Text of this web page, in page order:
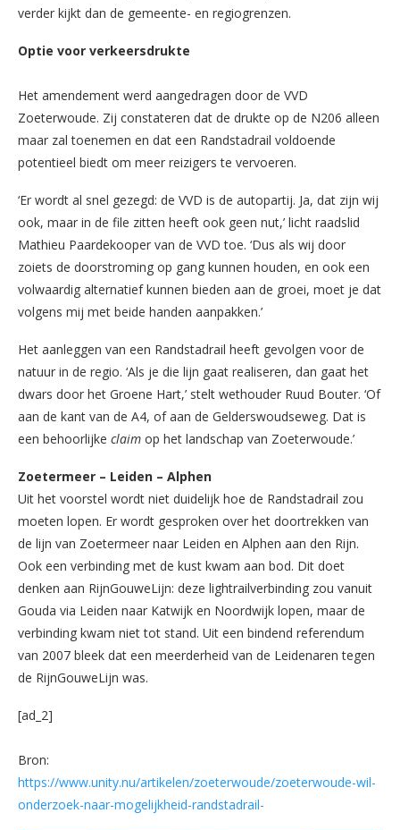
verder kijkt dan de gemeente- en regiogrenzen.
Optie voor verkeersdrukte
Het amendement werd aangedragen door de VVD
Zoeterwoude. Zij constateren dat de drukte op de N206 alleen
maar zal toenemen en dat een Randstadrail voldoende
potentieel biedt om meer reizigers te vervoeren.
‘Er wordt al snel gezegd: de VVD is de autopartij. Ja, dat zijn wij
ook, maar in de file zitten heeft ook geen nut,’ licht raadslid
Mathieu Paardekooper van de VVD toe. ‘Dus als wij door
zoiets de doorstroming op gang kunnen houden, en ook een
volwaardig alternatief kunnen bieden aan de groei, moet je dat
volgens mij met beide handen aanpakken.’
Het aanleggen van een Randstadrail heeft gevolgen voor de
natuur in de regio. ‘Als je die lijn gaat realiseren, dan gaat het
dwars door het Groene Hart,’ stelt wethouder Ruud Bouter. ‘Of
aan de kant van de A4, of aan de Gelderswoudseweg. Dat is
een behoorlijke claim op het landschap van Zoeterwoude.’
Zoetermeer – Leiden – Alphen
Uit het voorstel wordt niet duidelijk hoe de Randstadrail zou
moeten lopen. Er wordt gesproken over het doortrekken van
de lijn van Zoetermeer naar Leiden en Alphen aan den Rijn.
Ook een verbinding met de kust kwam aan bod. Dit doet
denken aan RijnGouweLijn: deze lightrailverbinding zou vanuit
Gouda via Leiden naar Katwijk en Noordwijk lopen, maar de
verbinding kwam niet tot stand. Uit een bindend referendum
van 2007 bleek dat een meerderheid van de Leidenaren tegen
de RijnGouweLijn was.
[ad_2]
Bron:
https://www.unity.nu/artikelen/zoeterwoude/zoeterwoude-wil-
onderzoek-naar-mogelijkheid-randstadrail-